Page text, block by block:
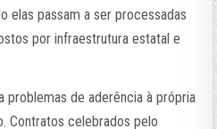
elas passam a ser processadas
por infraestrutura estatal e
problemas de aderência à própria
Contratos celebrados pelo